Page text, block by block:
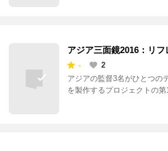
アジア三面鏡2016：リ
-
2
アジアの監督3名がひとつの
を製作するプロジェクトの第